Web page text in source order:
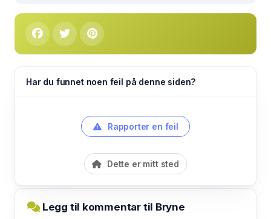
Har du funnet noen feil på denne siden?
Rapporter en feil
Dette er mitt sted
Legg til kommentar til Bryne